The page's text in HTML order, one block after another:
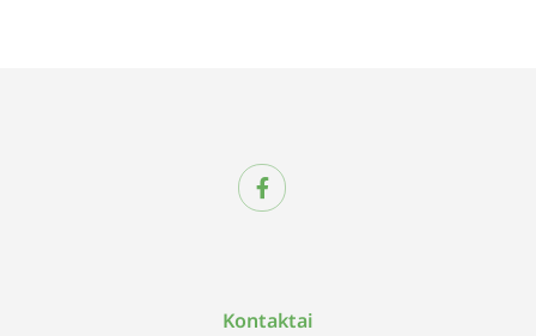
Kontaktai